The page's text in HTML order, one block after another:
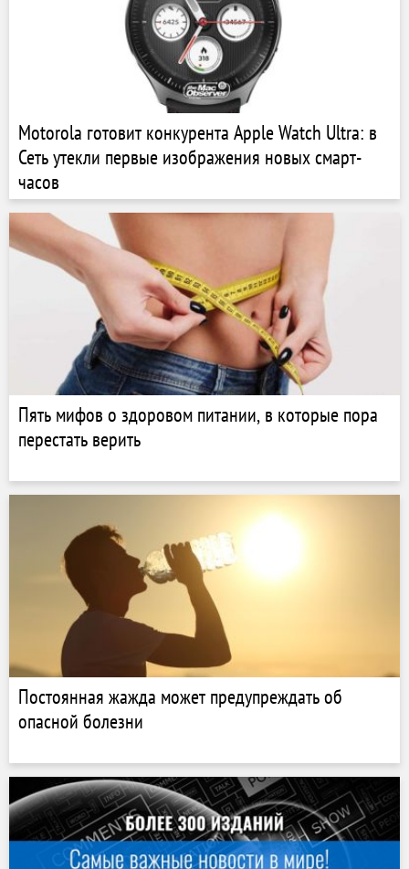
Motorola готовит конкурента Apple Watch Ultra: в
Сеть утекли первые изображения новых смарт-
часов
Пять мифов о здоровом питании, в которые пора
перестать верить
Постоянная жажда может предупреждать об
опасной болезни